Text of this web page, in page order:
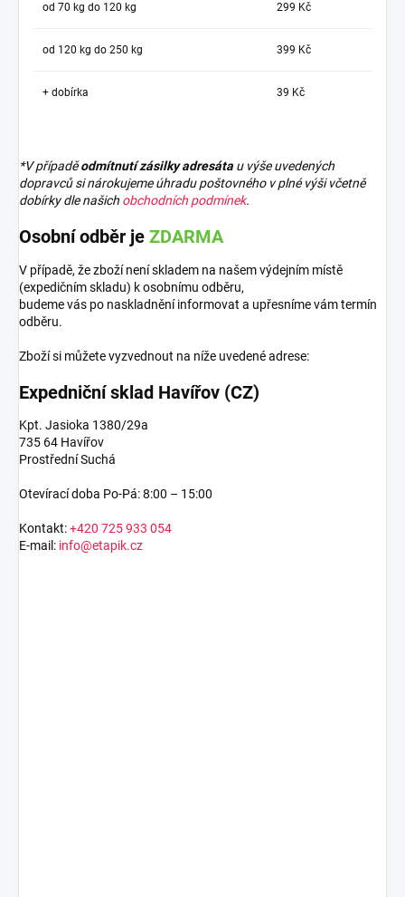
od 70 kg do 120 kg 299 Kč
od 120 kg do 250 kg 399 Kč
+ dobírka 39 Kč
*V případěodmítnutí zásilky adresáta u výše uvedených
dopravců si nárokujeme úhradu poštovného v plné výši včetně
dobírky dle našich obchodních podmínek.
Osobní odběr je ZDARMA
V případě, že zboží není skladem na našem výdejním místě
(expedičním skladu) k osobnímu odběru,
budeme vás po naskladnění informovat a upřesníme vám termín
odběru.
Zboží si můžete vyzvednout na níže uvedené adrese:
Expedniční sklad Havířov (CZ)
Kpt. Jasioka 1380/29a
735 64 Havířov
Prostřední Suchá
Otevírací doba Po-Pá: 8:00 – 15:00
Kontakt:+420 725 933 054
E-mail: info@etapik.cz